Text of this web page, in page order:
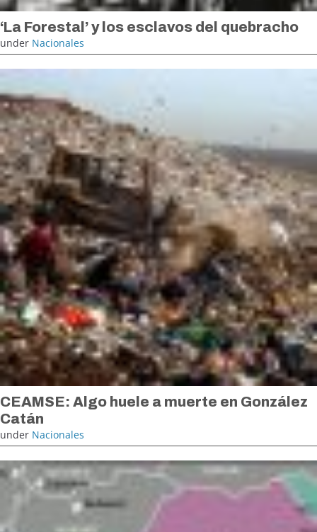
‘La Forestal’ y los esclavos del quebracho
under Nacionales
CEAMSE: Algo huele a muerte en González
Catán
under Nacionales